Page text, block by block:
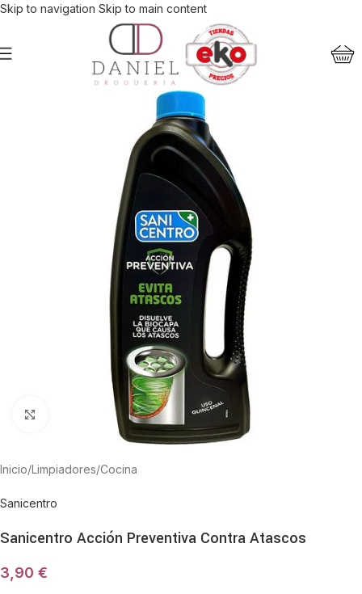
Skip to navigation Skip to main content
Haga Click para agrandar
Inicio/Limpiadores/Cocina
Sanicentro
Sanicentro Acción Preventiva Contra Atascos
3,90 €